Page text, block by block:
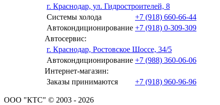
г. Краснодар, ул. Гидростроителей, 8
Системы холода
+7 (918) 660-66-44
Автокондиционирование +7 (918) 0-309-309
Автосервис:
г. Краснодар, Ростовское Шоссе, 34/5
Автокондиционирование +7 (988) 360-06-06
Интернет-магазин:
Заказы принимаются
+7 (918) 960-96-96
ООО "КТС" © 2003 - 2026